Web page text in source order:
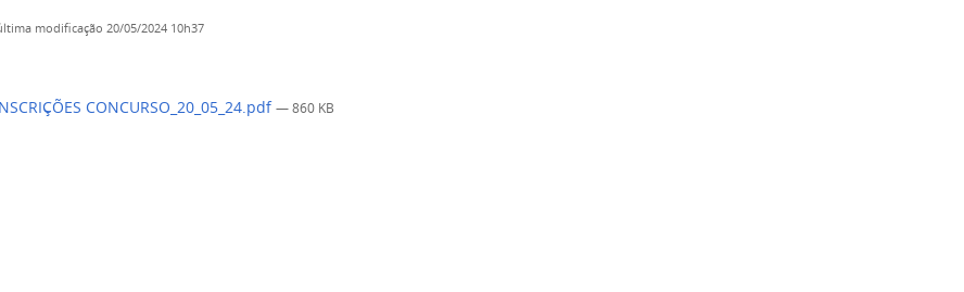
modificação 20/05/2024 10h37
CONCURSO_20_05_24.pdf— 860 KB